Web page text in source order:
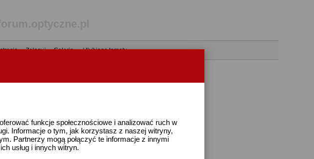
funkcje społecznościowe i analizować ruch w
Informacje o tym, jak korzystasz z naszej witryny,
Partnerzy mogą połączyć te informacje z innymi
usług i innych witryn.
•Zaloguj•Galerie• Ulubione tematy